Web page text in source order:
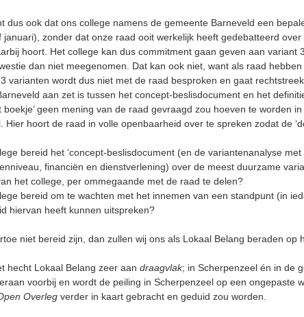
dus ook dat ons college namens de gemeente Barneveld een
januari), zonder dat onze raad ooit werkelijk heeft gedebatteerd
hoort. Het college kan dus commitment gaan geven aan
dan niet meegenomen. Dat kan ook niet, want als raad
varianten wordt dus niet met de raad besproken en gaat
aan zet is tussen het concept-beslisdocument en het
boekje’ geen mening van de raad gevraagd zou hoeven te worden
Hier hoort de raad in volle openbaarheid over te spreken zodat de
bereid het ‘concept-beslisdocument (en de variantenanalyse
financiën en dienstverlening) over de meest duurzame
het college, per ommegaande met de raad te delen?
bereid om te wachten met het innemen van een standpunt (in
hiervan heeft kunnen uitspreken?
niet bereid zijn, dan zullen wij ons als Lokaal Belang beraden op
hecht Lokaal Belang zeer aan draagvlak; in Scherpenzeel én in de
voorbij en wordt de peiling in Scherpenzeel op een
Overleg verder in kaart gebracht en geduid zou worden.